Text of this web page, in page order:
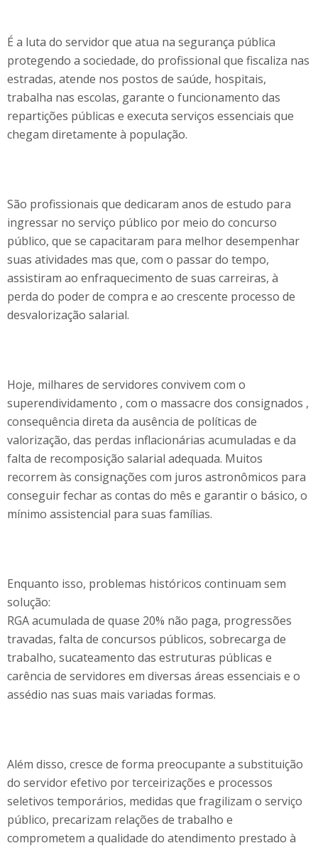
É a luta do servidor que atua na segurança pública
protegendo a sociedade, do profissional que fiscaliza nas
estradas, atende nos postos de saúde, hospitais,
trabalha nas escolas, garante o funcionamento das
repartições públicas e executa serviços essenciais que
chegam diretamente à população.
São profissionais que dedicaram anos de estudo para
ingressar no serviço público por meio do concurso
público, que se capacitaram para melhor desempenhar
suas atividades mas que, com o passar do tempo,
assistiram ao enfraquecimento de suas carreiras, à
perda do poder de compra e ao crescente processo de
desvalorização salarial.
Hoje, milhares de servidores convivem com o
superendividamento , com o massacre dos consignados ,
consequência direta da ausência de políticas de
valorização, das perdas inflacionárias acumuladas e da
falta de recomposição salarial adequada. Muitos
recorrem às consignações com juros astronômicos para
conseguir fechar as contas do mês e garantir o básico, o
mínimo assistencial para suas famílias.
Enquanto isso, problemas históricos continuam sem
solução:
RGA acumulada de quase 20% não paga, progressões
travadas, falta de concursos públicos, sobrecarga de
trabalho, sucateamento das estruturas públicas e
carência de servidores em diversas áreas essenciais e o
assédio nas suas mais variadas formas.
Além disso, cresce de forma preocupante a substituição
do servidor efetivo por terceirizações e processos
seletivos temporários, medidas que fragilizam o serviço
público, precarizam relações de trabalho e
comprometem a qualidade do atendimento prestado à